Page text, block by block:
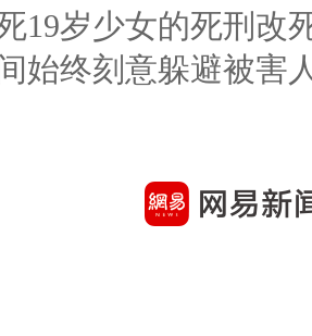
19岁少女的死刑改
始终刻意躲避被害